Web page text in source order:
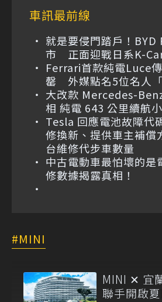
車訊最前線
就是要侵門踏戶！BYD
市 正面迎戰日系K-
Ferrari首款純電Luce
罄 外媒點名5位名人「
大改款 Mercedes-
相 純電 643 公里續航小
Tesla 回應電池故障代
修換新、提供車主補償
台維修代步車數量
中古電動車最怕壞的是
修數據揭露真相！
MINI
MINI ✕ 宜
聯手開啟